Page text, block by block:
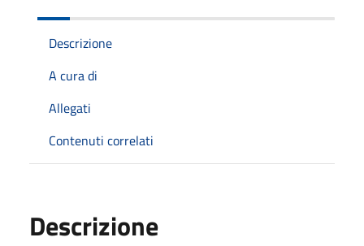
Descrizione
A cura di
Allegati
Contenuti correlati
Descrizione